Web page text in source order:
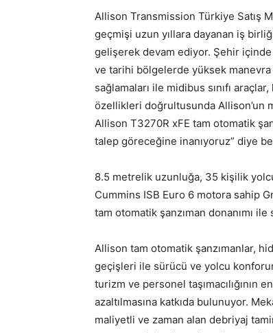
Allison Transmission Türkiye Satış
geçmişi uzun yıllara dayanan iş
gelişerek devam ediyor. Şehir
ve tarihi bölgelerde yüksek
sağlamaları ile midibus sınıfı
özellikleri doğrultusunda Allison’un
Allison T3270R xFE tam otomatik
talep göreceğine inanıyoruz” diye
8.5 metrelik uzunluğa, 35 kişilik
Cummins ISB Euro 6 motora sahip
tam otomatik şanzıman donanımı ile
Allison tam otomatik şanzımanlar,
geçişleri ile sürücü ve yolcu
turizm ve personel
azaltılmasına katkıda bulunuyor.
maliyetli ve zaman alan debriyaj